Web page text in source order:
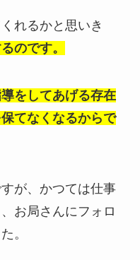
れるかと思いき
のです。
をしてあげる存在
てなくなるからで
が、かつては仕事
お局さんにフォロ
。